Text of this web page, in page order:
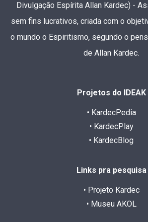
Divulgação Espírita Allan Kardec) -
sem fins lucrativos, criada com o
o mundo o Espiritismo, segundo o
de Allan Kardec.
Projetos do IDEAK
• KardecPedia
• KardecPlay
• KardecBlog
Links pra pesquisa
• Projeto Kardec
• Museu AKOL